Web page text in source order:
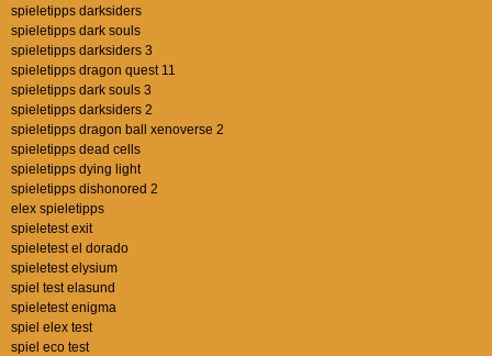
spieletipps darksiders
spieletipps dark souls
spieletipps darksiders 3
spieletipps dragon quest 11
spieletipps dark souls 3
spieletipps darksiders 2
spieletipps dragon ball xenoverse 2
spieletipps dead cells
spieletipps dying light
spieletipps dishonored 2
elex spieletipps
spieletest exit
spieletest el dorado
spieletest elysium
spiel test elasund
spieletest enigma
spiel elex test
spiel eco test